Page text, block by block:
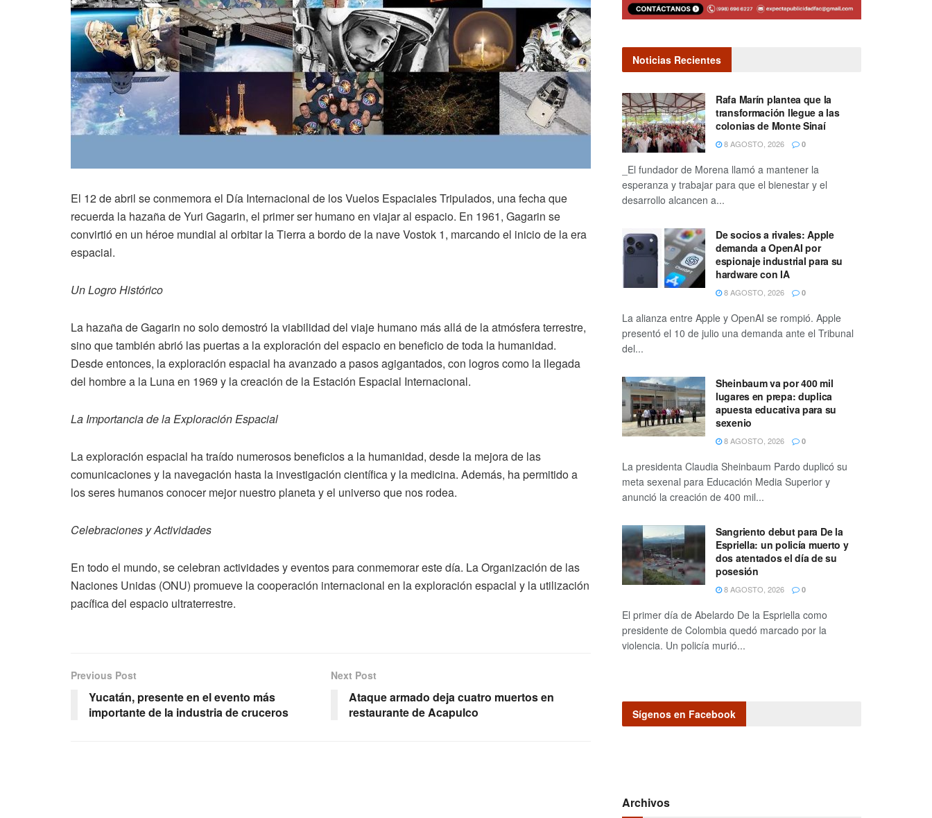
El 12 de abril se conmemora el Día Internacional de los Vuelos Espaciales Tripulados, una fecha que
recuerda la hazaña de Yuri Gagarin, el primer ser humano en viajar al espacio. En 1961, Gagarin se
convirtió en un héroe mundial al orbitar la Tierra a bordo de la nave Vostok 1, marcando el inicio de la era
espacial.
Un Logro Histórico
La hazaña de Gagarin no solo demostró la viabilidad del viaje humano más allá de la atmósfera terrestre,
sino que también abrió las puertas a la exploración del espacio en beneficio de toda la humanidad.
Desde entonces, la exploración espacial ha avanzado a pasos agigantados, con logros como la llegada
del hombre a la Luna en 1969 y la creación de la Estación Espacial Internacional.
La Importancia de la Exploración Espacial
La exploración espacial ha traído numerosos beneficios a la humanidad, desde la mejora de las
comunicaciones y la navegación hasta la investigación científica y la medicina. Además, ha permitido a
los seres humanos conocer mejor nuestro planeta y el universo que nos rodea.
Celebraciones y Actividades
En todo el mundo, se celebran actividades y eventos para conmemorar este día. La Organización de las
Naciones Unidas (ONU) promueve la cooperación internacional en la exploración espacial y la utilización
pacífica del espacio ultraterrestre.
Previous Post
Yucatán, presente en el evento más
importante de la industria de cruceros
Next Post
Ataque armado deja cuatro muertos en
restaurante de Acapulco
Noticias Recientes
Rafa Marín plantea que la
transformación llegue a las
colonias de Monte Sinaí
8 AGOSTO, 2026 0
_El fundador de Morena llamó a mantener la
esperanza y trabajar para que el bienestar y el
desarrollo alcancen a...
De socios a rivales: Apple
demanda a OpenAI por
espionaje industrial para su
hardware con IA
8 AGOSTO, 2026 0
La alianza entre Apple y OpenAI se rompió. Apple
presentó el 10 de julio una demanda ante el Tribunal
del...
Sheinbaum va por 400 mil
lugares en prepa: duplica
apuesta educativa para su
sexenio
8 AGOSTO, 2026 0
La presidenta Claudia Sheinbaum Pardo duplicó su
meta sexenal para Educación Media Superior y
anunció la creación de 400 mil...
Sangriento debut para De la
Espriella: un policía muerto y
dos atentados el día de su
posesión
8 AGOSTO, 2026 0
El primer día de Abelardo De la Espriella como
presidente de Colombia quedó marcado por la
violencia. Un policía murió...
Sígenos en Facebook
Archivos